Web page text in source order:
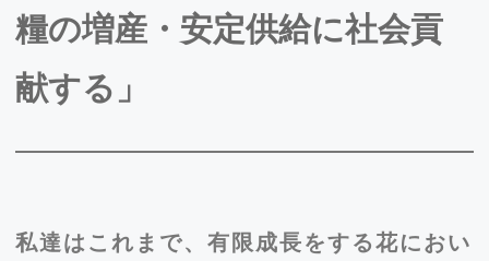
糧の増産・安定供給に社会貢
献する」
私達はこれまで、有限成長をする花におい